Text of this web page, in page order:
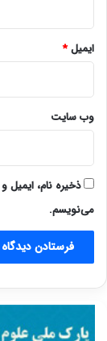
ایمیل*
وب‌ سایت
ذخیره نام، ایمیل
می‌نویسم.